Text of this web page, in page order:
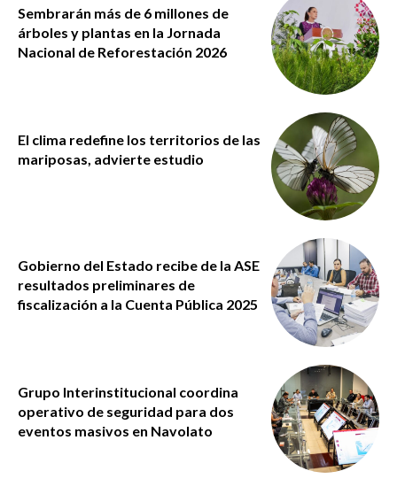
Sembrarán más de 6 millones de
árboles y plantas en la Jornada
Nacional de Reforestación 2026
El clima redefine los territorios de las
mariposas, advierte estudio
Gobierno del Estado recibe de la ASE
resultados preliminares de
fiscalización a la Cuenta Pública 2025
Grupo Interinstitucional coordina
operativo de seguridad para dos
eventos masivos en Navolato